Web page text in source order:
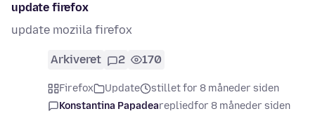
update firefox
update moziila firefox
Arkiveret 2 170
Firefox Update
stillet for 8 måneder siden
Konstantina Papadearepliedfor 8 måneder siden